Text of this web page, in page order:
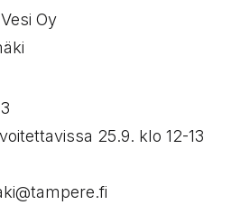
Oy
25.9. klo 12-13